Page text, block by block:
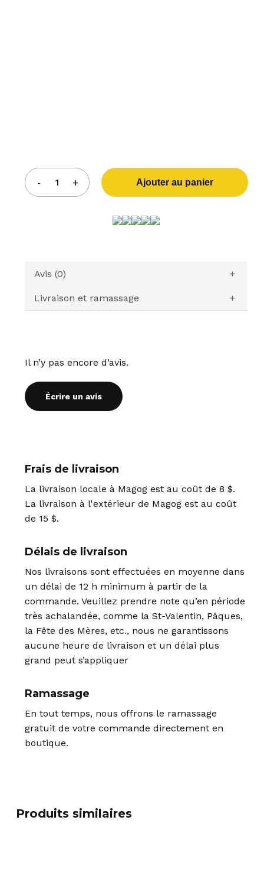
Ajouter au panier
Avis (0)
Livraison et ramassage
Il n’y pas encore d’avis.
Écrire un avis
Frais de livraison
La livraison locale à Magog est au coût de 8 $.
La livraison à l'extérieur de Magog est au coût
de 15 $.
Délais de livraison
Nos livraisons sont effectuées en moyenne dans
un délai de 12 h minimum à partir de la
commande. Veuillez prendre note qu’en période
très achalandée, comme la St-Valentin, Pâques,
la Fête des Mères, etc., nous ne garantissons
aucune heure de livraison et un délai plus
grand peut s’appliquer
Ramassage
En tout temps, nous offrons le ramassage
gratuit de votre commande directement en
boutique.
Produits similaires